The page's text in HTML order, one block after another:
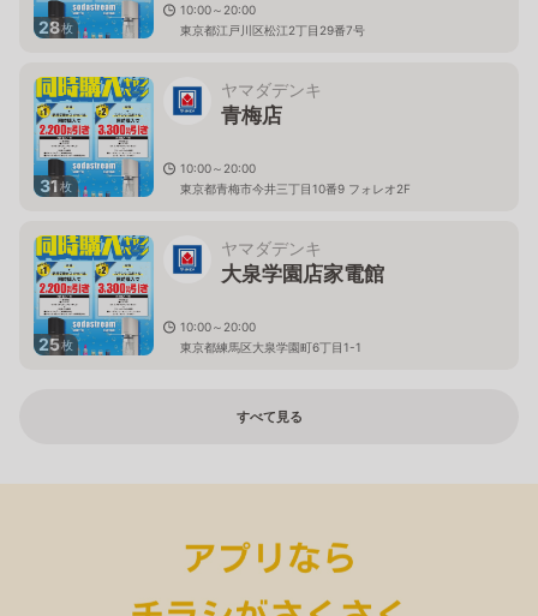
28枚
10:00～20:00
東京都江戸川区松江2丁目29番7号
31枚
ヤマダデンキ
青梅店
10:00～20:00
東京都青梅市今井三丁目10番9 フォレオ2F
25枚
ヤマダデンキ
大泉学園店家電館
10:00～20:00
東京都練馬区大泉学園町6丁目1-1
すべて見る